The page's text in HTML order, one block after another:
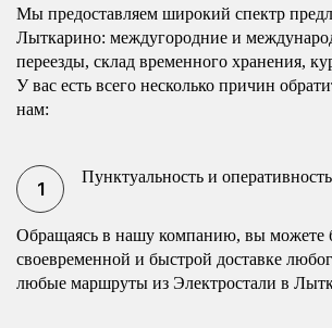
Мы предоставляем широкий спектр
Лыткарино: междугородние и
переезды, склад временного хранения,
У вас есть всего несколько причин
нам:
Пунктуальность и оперативность
Обращаясь в нашу компанию, вы можете
своевременной и быстрой доставке
любые маршруты из Электростали в